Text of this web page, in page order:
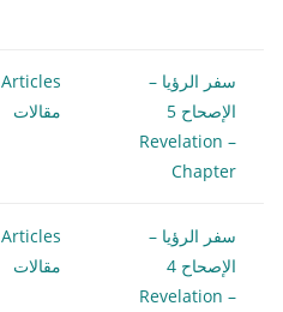
سفر الرؤيا –
الإصحاح 5
Revelation –
Chapter
Articles
مقالات
سفر الرؤيا –
الإصحاح 4
Revelation –
Articles
مقالات